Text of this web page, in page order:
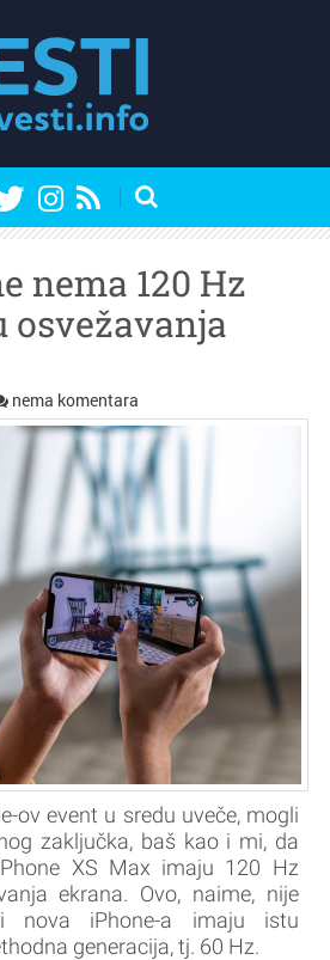
nema 120 Hz
nema komentara
ov event u sredu uveče, mogli
zaključka, baš kao i mi, da
XS Max imaju 120 Hz
ekrana. Ovo, naime, nije
iPhone-a imaju istu
generacija, tj. 60 Hz.